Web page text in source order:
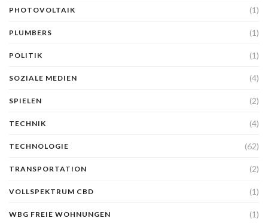
PHOTOVOLTAIK (1)
PLUMBERS (1)
POLITIK (1)
SOZIALE MEDIEN (4)
SPIELEN (2)
TECHNIK (4)
TECHNOLOGIE (62)
TRANSPORTATION (2)
VOLLSPEKTRUM CBD (1)
WBG FREIE WOHNUNGEN (1)